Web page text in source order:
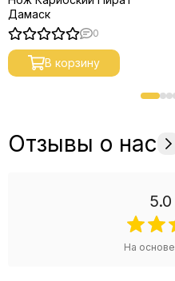
Дамаск
0
В корзину
Отзывы о нас
5.0
На основе